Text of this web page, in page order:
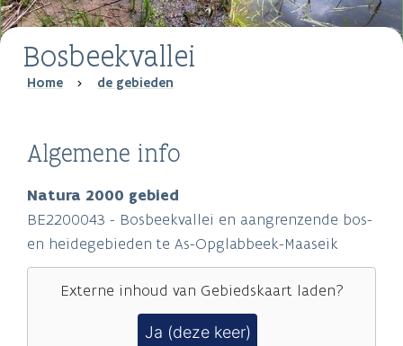
Bosbeekvallei
Breadcrumb
Home de gebieden
Algemene info
Natura 2000 gebied
BE2200043 - Bosbeekvallei en aangrenzende bos-
en heidegebieden te As-Opglabbeek-Maaseik
Externe inhoud van Gebiedskaartladen?
Ja (deze keer)